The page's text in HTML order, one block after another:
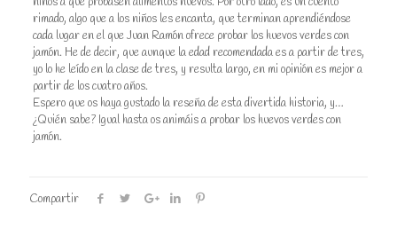
rimado, algo que a los niños les encanta, que terminan aprendiéndose
cada lugar en el que Juan Ramón ofrece probar los huevos verdes con
jamón. He de decir, que aunque la edad recomendada es a partir de tres,
yo lo he leído en la clase de tres, y resulta largo, en mi opinión es mejor a
partir de los cuatro años.
Espero que os haya gustado la reseña de esta divertida historia, y…
¿Quién sabe? Igual hasta os animáis a probar los huevos verdes con
jamón.
Compartir